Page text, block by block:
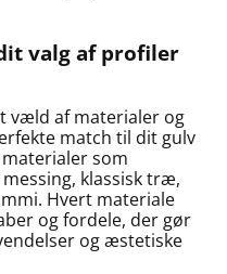
valg af profiler
væld af materialer og
match til dit gulv
som
klassisk træ,
Hvert materiale
og fordele, der gør
og æstetiske